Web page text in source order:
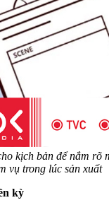
kịch bản để nắm rõ
vụ trong lúc sản xuất
kỳ